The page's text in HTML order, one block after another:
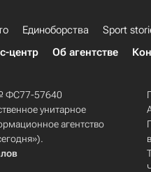
Единоборства Sport
центр Об агентстве
ФС77-57640
унитарное
агентство